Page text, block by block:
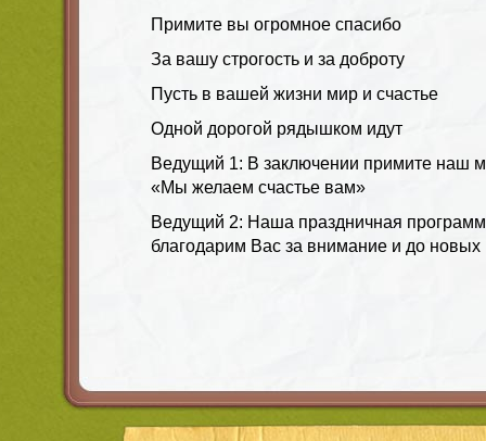
Примите вы огромное спасибо
За вашу строгость и за доброту
Пусть в вашей жизни мир и счастье
Одной дорогой рядышком идут
Ведущий 1: В заключении примите наш
«Мы желаем счастье вам»
Ведущий 2: Наша праздничная
благодарим Вас за внимание и до новых